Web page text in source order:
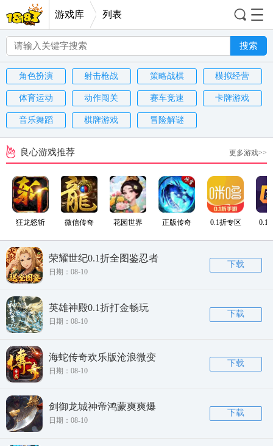
游戏库 列表
搜索
角色扮演 射击枪战 策略战棋 模拟经营
体育运动 动作闯关 赛车竞速 卡牌游戏
音乐舞蹈 棋牌游戏 冒险解谜
更多游戏>>
良心游戏推荐
狂龙怒斩 微信传奇 花园世界 正版传奇 0.1折专区 0.1
荣耀世纪0.1折全图鉴忍者
日期：08-10
下载
英雄神殿0.1折打金畅玩
日期：08-10
下载
海蛇传奇欢乐版沧浪微变
日期：08-10
下载
剑御龙城神帝鸿蒙爽爽爆
日期：08-10
下载